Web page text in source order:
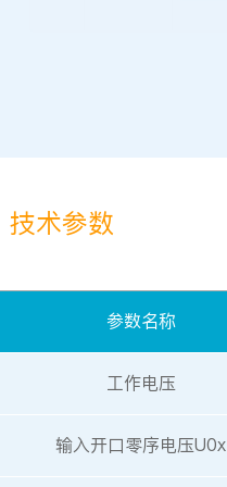
术参数
参数名称
工作电压
输入开口零序电压U0x